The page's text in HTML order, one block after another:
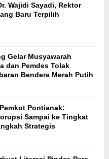
Wajidi Sayadi, Rektor
Baru Terpilih
Gelar Musyawarah
dan Pemdes Tolak
Bendera Merah Putih
Pontianak:
Sampai ke Tingkat
Strategis